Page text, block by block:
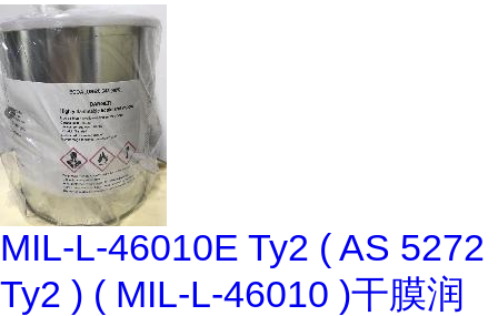
MIL-L-46010E Ty2 ( AS 5272
Ty2 ) ( MIL-L-46010 )干膜润